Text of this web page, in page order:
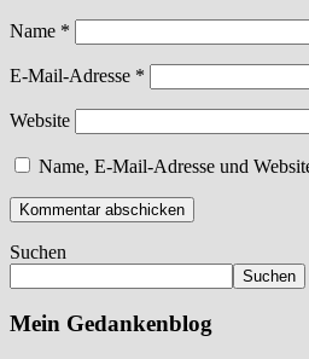
Name *
E-Mail-Adresse *
Website
Name, E-Mail-Adresse und
Suchen
Suchen
Mein Gedankenblog